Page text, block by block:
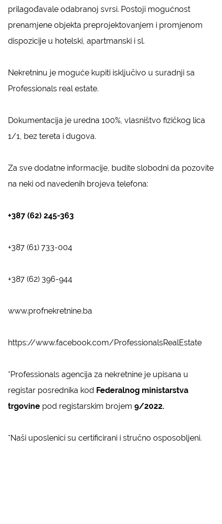
prilagođavale odabranoj svrsi. Postoji mogućnost
prenamjene objekta preprojektovanjem i promjenom
dispozicije u hotelski, apartmanski i sl.
Nekretninu je moguće kupiti isključivo u suradnji sa
Professionals real estate.
Dokumentacija je uredna 100%, vlasništvo fizičkog lica
1/1, bez tereta i dugova.
Za sve dodatne informacije, budite slobodni da pozovite
na neki od navedenih brojeva telefona:
+387 (62) 245-363
+387 (61) 733-004
+387 (62) 396-944
www.profnekretnine.ba
https://www.facebook.com/ProfessionalsRealEstate
*Professionals agencija za nekretnine je upisana u
registar posrednika kod Federalnog ministarstva
trgovine pod registarskim brojem 9/2022.
*Naši uposlenici su certificirani i stručno osposobljeni.